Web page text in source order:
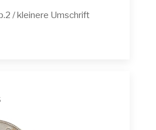
/ kleinere Umschrift